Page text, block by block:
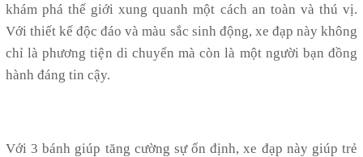
khám phá thế giới xung quanh một cách an toàn và thú vị.
Với thiết kế độc đáo và màu sắc sinh động, xe đạp này không
chỉ là phương tiện di chuyển mà còn là một người bạn đồng
hành đáng tin cậy.
Với 3 bánh giúp tăng cường sự ổn định, xe đạp này giúp trẻ